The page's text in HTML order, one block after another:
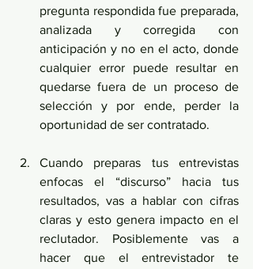
pregunta respondida fue preparada,
analizada y corregida con
anticipación y no en el acto, donde
cualquier error puede resultar en
quedarse fuera de un proceso de
selección y por ende, perder la
oportunidad de ser contratado.
Cuando preparas tus entrevistas
enfocas el “discurso” hacia tus
resultados, vas a hablar con cifras
claras y esto genera impacto en el
reclutador. Posiblemente vas a
hacer que el entrevistador te